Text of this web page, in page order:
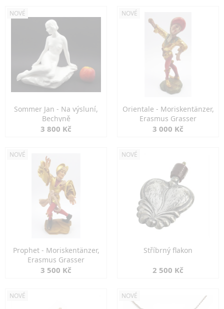
NOVÉ
Sommer Jan - Na výsluní,
Bechyně
3 800 Kč
NOVÉ
Orientale - Moriskentänzer,
Erasmus Grasser
3 000 Kč
NOVÉ
Prophet - Moriskentänzer,
Erasmus Grasser
3 500 Kč
NOVÉ
Stříbrný flakon
2 500 Kč
NOVÉ NOVÉ